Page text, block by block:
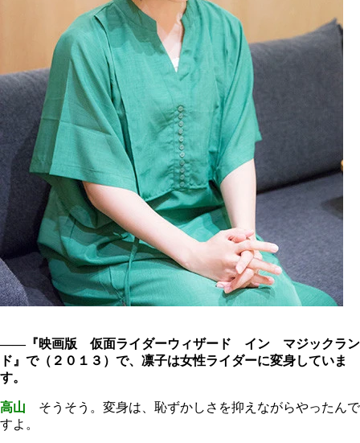
――『映画版 仮面ライダーウィザード イン マジックラン
ド』で（２０１３）で、凛子は女性ライダーに変身していま
す。
高山 そうそう。変身は、恥ずかしさを抑えながらやったんで
すよ。